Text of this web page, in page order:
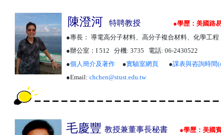
陳澄河 特聘教授 ●學歷：美國路
●專長： 導電高分子材料、高分子複合材料、化學工程
●辦公室： I 512 分機: 3735 電話: 06-2430522
●個人簡介及著作 ●實驗室網頁 ●課表與咨詢時間
●Email: chchen@stust.edu.tw
毛慶豐 教授兼董事長秘書 ●學歷： 美國